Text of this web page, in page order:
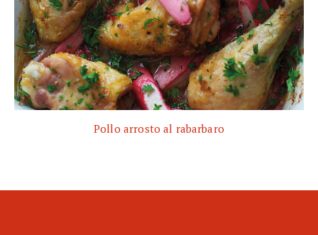
Pollo arrosto al rabarbaro